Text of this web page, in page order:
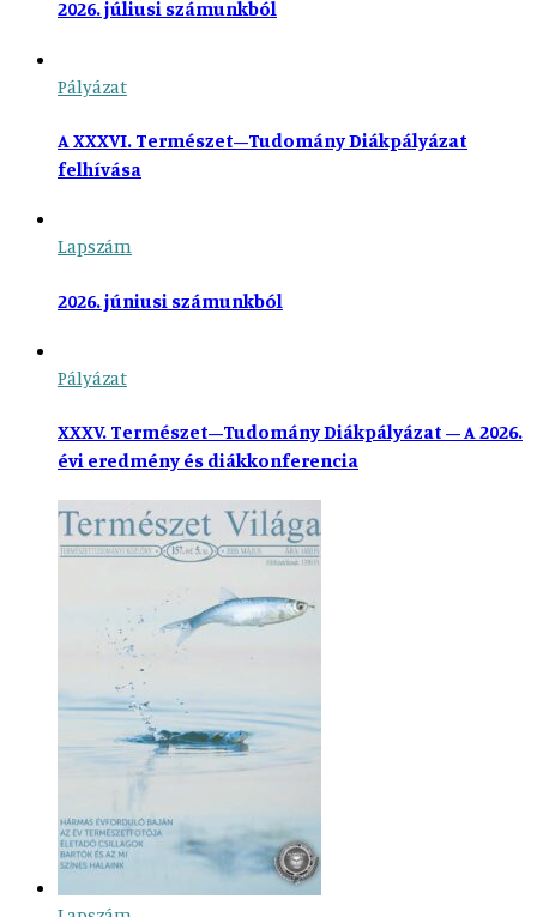
2026. júliusi számunkból
Pályázat
A XXXVI. Természet–Tudomány Diákpályázat
felhívása
Lapszám
2026. júniusi számunkból
Pályázat
XXXV. Természet–Tudomány Diákpályázat – A 2026.
évi eredmény és diákkonferencia